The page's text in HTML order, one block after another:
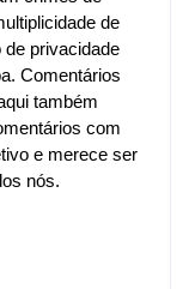
de
privacidade
Comentários
também
com
e merece ser
nós.